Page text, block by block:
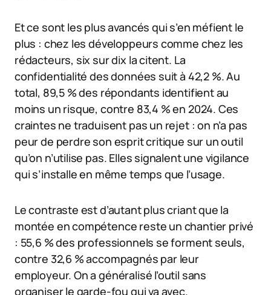
Et ce sont les plus avancés qui s’en méfient le
plus : chez les développeurs comme chez les
rédacteurs, six sur dix la citent. La
confidentialité des données suit à 42,2 %. Au
total, 89,5 % des répondants identifient au
moins un risque, contre 83,4 % en 2024. Ces
craintes ne traduisent pas un rejet : on n’a pas
peur de perdre son esprit critique sur un outil
qu’on n’utilise pas. Elles signalent une vigilance
qui s’installe en même temps que l’usage.
Le contraste est d’autant plus criant que la
montée en compétence reste un chantier privé
: 55,6 % des professionnels se forment seuls,
contre 32,6 % accompagnés par leur
employeur. On a généralisé l’outil sans
organiser le garde-fou qui va avec.